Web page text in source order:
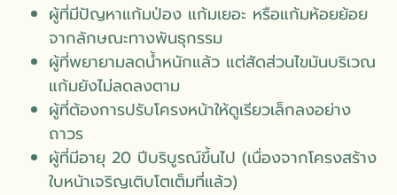
ผู้ที่มีปัญหาแก้มป่อง แก้มเยอะ หรือแก้มห้อยย้อย
จากลักษณะทางพันธุกรรม
ผู้ที่พยายามลดน้ำหนักแล้ว แต่สัดส่วนไขมันบริเวณ
แก้มยังไม่ลดลงตาม
ผู้ที่ต้องการปรับโครงหน้าให้ดูเรียวเล็กลงอย่าง
ถาวร
ผู้ที่มีอายุ 20 ปีบริบูรณ์ขึ้นไป (เนื่องจากโครงสร้าง
ใบหน้าเจริญเติบโตเต็มที่แล้ว)